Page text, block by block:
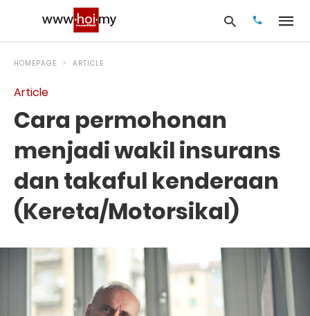
and
hit
enter:
HOMEPAGE ARTICLE
Article
Cara permohonan
menjadi wakil insurans
dan takaful kenderaan
(Kereta/Motorsikal)